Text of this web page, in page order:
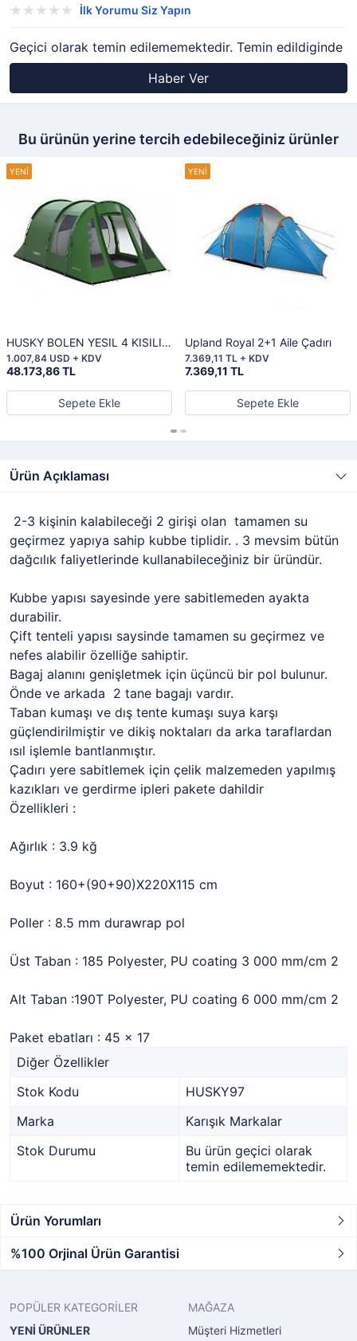
İlk Yorumu Siz Yapın
Geçici olarak temin edilememektedir. Temin edildiginde
Haber Ver
Bu ürünün yerine tercih edebileceğiniz ürünler
HUSKY BOLEN YESIL 4 KISILIK
CADIR
48.173,86 TL
1.007,84 USD + KDV
Sepete Ekle
Upland Royal 2+1 Aile Çadırı
7.369,11 TL
7.369,11 TL + KDV
Sepete Ekle
Ürün Açıklaması
2-3 kişinin kalabileceği 2 girişi olan tamamen su
geçirmez yapıya sahip kubbe tiplidir. . 3 mevsim bütün
dağcılık faliyetlerinde kullanabileceğiniz bir üründür.
Kubbe yapısı sayesinde yere sabitlemeden ayakta
durabilir.
Çift tenteli yapısı saysinde tamamen su geçirmez ve
nefes alabilir özelliğe sahiptir.
Bagaj alanını genişletmek için üçüncü bir pol bulunur.
Önde ve arkada 2 tane bagajı vardır.
Taban kumaşı ve dış tente kumaşı suya karşı
güçlendirilmiştir ve dikiş noktaları da arka taraflardan
ısıl işlemle bantlanmıştır.
Çadırı yere sabitlemek için çelik malzemeden yapılmış
kazıkları ve gerdirme ipleri pakete dahildir
Özellikleri :
Ağırlık : 3.9 kğ
Boyut : 160+(90+90)X220X115 cm
Poller : 8.5 mm durawrap pol
Üst Taban : 185 Polyester, PU coating 3 000 mm/cm 2
Alt Taban :190T Polyester, PU coating 6 000 mm/cm 2
Paket ebatları : 45 x 17
Diğer Özellikler
Stok Kodu
HUSKY97
Marka
Karışık Markalar
Stok Durumu
Bu ürün geçici olarak
temin edilememektedir.
Ürün Yorumları
%100 Orjinal Ürün Garantisi
POPÜLER KATEGORİLER
YENİ ÜRÜNLER
MAĞAZA
Müşteri Hizmetleri